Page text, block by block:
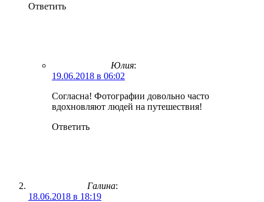
Ответить
Юлия:
19.06.2018 в 06:02
Согласна! Фотографии довольно часто
вдохновляют людей на путешествия!
Ответить
Галина:
18.06.2018 в 18:19